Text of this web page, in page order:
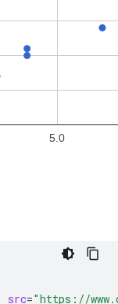
src="https://